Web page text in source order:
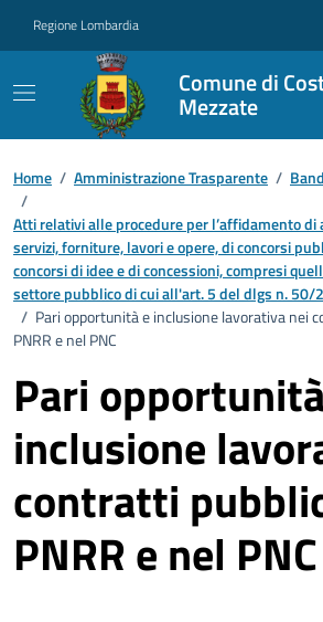
Regione Lombardia
Comune di
Mezzate
Home / Amministrazione Trasparente /
/
Atti relativi alle procedure per l’affidamento
servizi, forniture, lavori e opere, di concorsi
concorsi di idee e di concessioni, compresi
settore pubblico di cui all'art. 5 del dlgs n. 50/
/ Pari opportunità e inclusione lavorativa nei
PNRR e nel PNC
Pari
inclusione
contratti
PNRR e nel PNC